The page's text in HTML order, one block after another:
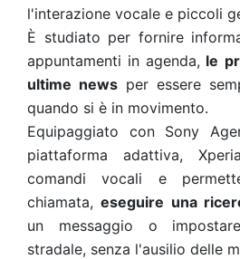
l'interazione vocale e piccoli
È studiato per fornire
appuntamenti in agenda, le
ultime news per essere
quando si è in movimento.
Equipaggiato con Sony
piattaforma adattiva,
comandi vocali e
chiamata,eseguire una
un messaggio o
stradale, senza l'ausilio delle